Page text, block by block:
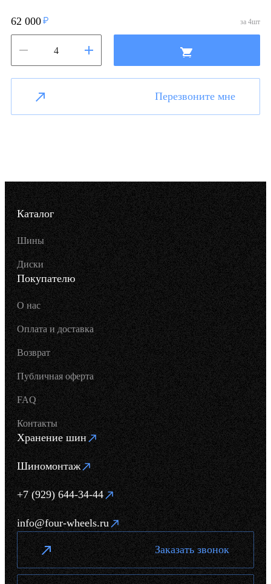
62 000 за 4шт
Перезвоните мне
Каталог
Шины
Диски
Покупателю
О нас
Оплата и доставка
Возврат
Публичная оферта
FAQ
Контакты
Хранение шин
Шиномонтаж
+7 (929) 644-34-44
info@four-wheels.ru
Заказать звонок